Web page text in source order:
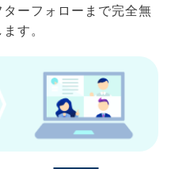
ーフォローまで完全無
す。